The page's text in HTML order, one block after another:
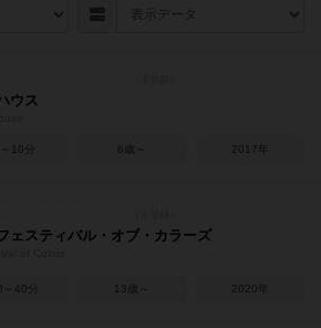
ウス
10分 6歳～ 2017年
ェスティバル・オブ・カラーズ
～40分 13歳～ 2020年